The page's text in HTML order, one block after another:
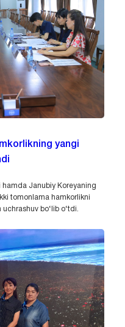
yangi
Janubiy Koreyaning
tomonlama hamkorlikni
bo‘lib o‘tdi.